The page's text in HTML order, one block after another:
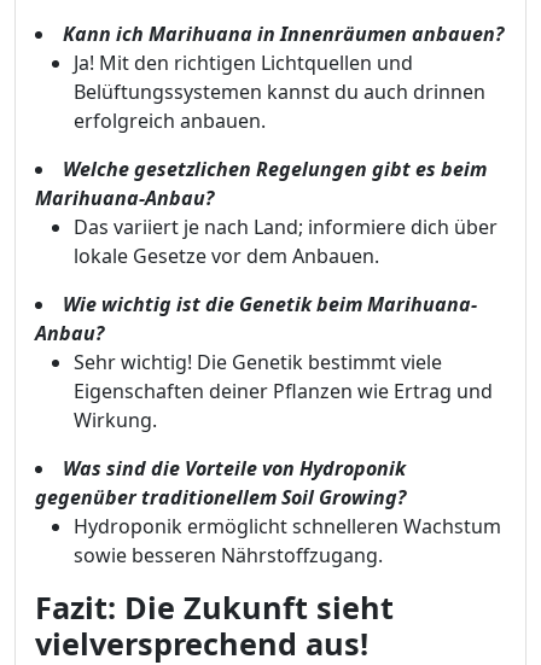
Kann ich Marihuana in Innenräumen anbauen?
Ja! Mit den richtigen Lichtquellen und
Belüftungssystemen kannst du auch drinnen
erfolgreich anbauen.
Welche gesetzlichen Regelungen gibt es beim
Marihuana-Anbau?
Das variiert je nach Land; informiere dich über
lokale Gesetze vor dem Anbauen.
Wie wichtig ist die Genetik beim Marihuana-
Anbau?
Sehr wichtig! Die Genetik bestimmt viele
Eigenschaften deiner Pflanzen wie Ertrag und
Wirkung.
Was sind die Vorteile von Hydroponik
gegenüber traditionellem Soil Growing?
Hydroponik ermöglicht schnelleren Wachstum
sowie besseren Nährstoffzugang.
Fazit: Die Zukunft sieht
vielversprechend aus!